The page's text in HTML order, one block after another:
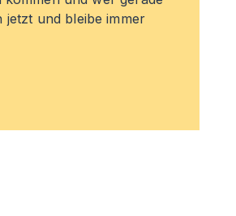
jetzt und bleibe immer